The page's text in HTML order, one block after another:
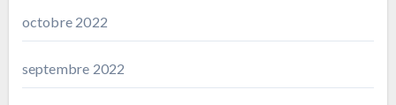
octobre 2022
septembre 2022